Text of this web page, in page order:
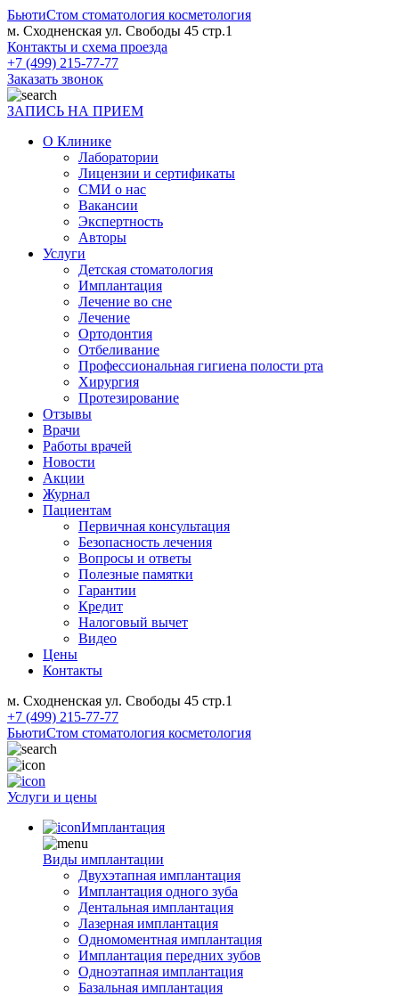
БьютиСтом стоматология косметология
м. Сходненская ул. Свободы 45 стр.1
Контакты и схема проезда
+7 (499) 215-77-77
Заказать звонок
ЗАПИСЬ НА ПРИЕМ
О Клинике
Лаборатории
Лицензии и сертификаты
СМИ о нас
Вакансии
Экспертность
Авторы
Услуги
Детская стоматология
Имплантация
Лечение во сне
Лечение
Ортодонтия
Отбеливание
Профессиональная гигиена полости рта
Хирургия
Протезирование
Отзывы
Врачи
Работы врачей
Новости
Акции
Журнал
Пациентам
Первичная консультация
Безопасность лечения
Вопросы и ответы
Полезные памятки
Гарантии
Кредит
Налоговый вычет
Видео
Цены
Контакты
м. Сходненская ул. Свободы 45 стр.1
+7 (499) 215-77-77
БьютиСтом стоматология косметология
Услуги и цены
Имплантация
Виды имплантации
Двухэтапная имплантация
Имплантация одного зуба
Дентальная имплантация
Лазерная имплантация
Одномоментная имплантация
Имплантация передних зубов
Одноэтапная имплантация
Базальная имплантация